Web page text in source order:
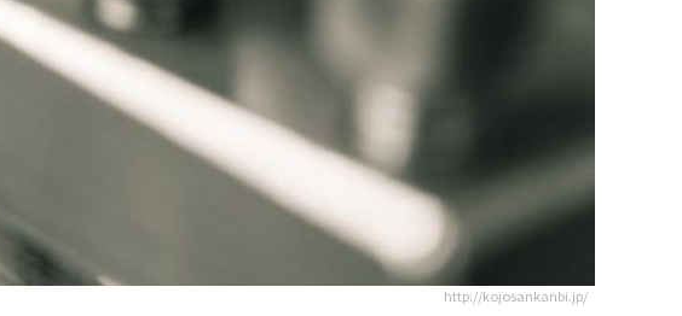
http://kojosankanbi.jp/